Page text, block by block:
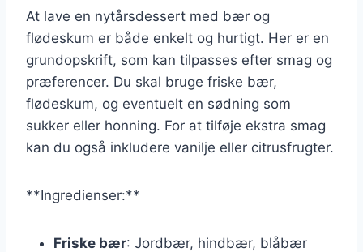
At lave en nytårsdessert med bær og
flødeskum er både enkelt og hurtigt. Her er en
grundopskrift, som kan tilpasses efter smag og
præferencer. Du skal bruge friske bær,
flødeskum, og eventuelt en sødning som
sukker eller honning. For at tilføje ekstra smag
kan du også inkludere vanilje eller citrusfrugter.
**Ingredienser:**
Friske bær: Jordbær, hindbær, blåbær